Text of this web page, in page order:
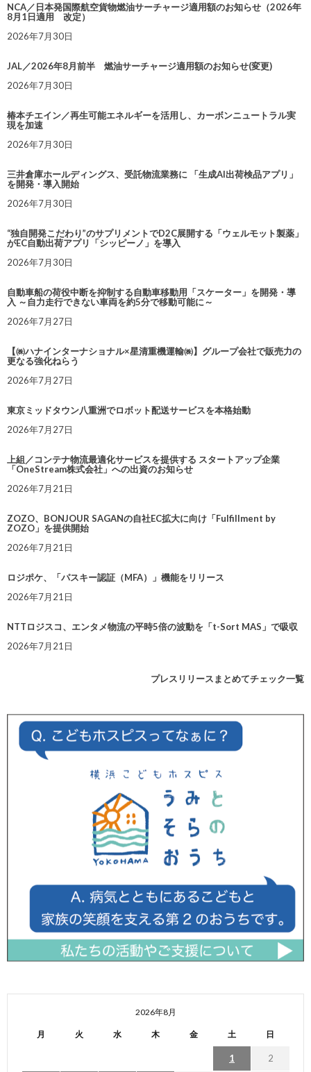
NCA／日本発国際航空貨物燃油サーチャージ適用額のお知らせ（2026年
8月1日適用 改定）
2026年7月30日
JAL／2026年8月前半 燃油サーチャージ適用額のお知らせ(変更)
2026年7月30日
椿本チエイン／再生可能エネルギーを活用し、カーボンニュートラル実
現を加速
2026年7月30日
三井倉庫ホールディングス、受託物流業務に 「生成AI出荷検品アプリ」
を開発・導入開始
2026年7月30日
“独自開発こだわり”のサプリメントでD2C展開する「ウェルモット製薬」
がEC自動出荷アプリ「シッピーノ」を導入
2026年7月30日
自動車船の荷役中断を抑制する自動車移動用「スケーター」を開発・導
入 ～自力走行できない車両を約5分で移動可能に～
2026年7月27日
【㈱ハナインターナショナル×星清重機運輸㈱】グループ会社で販売力の
更なる強化ねらう
2026年7月27日
東京ミッドタウン八重洲でロボット配送サービスを本格始動
2026年7月27日
上組／コンテナ物流最適化サービスを提供する スタートアップ企業
「OneStream株式会社」への出資のお知らせ
2026年7月21日
ZOZO、BONJOUR SAGANの自社EC拡大に向け「Fulfillment by
ZOZO」を提供開始
2026年7月21日
ロジポケ、「パスキー認証（MFA）」機能をリリース
2026年7月21日
NTTロジスコ、エンタメ物流の平時5倍の波動を「t-Sort MAS」で吸収
2026年7月21日
プレスリリースまとめてチェック一覧
2026年8月
月 火 水 木 金 土 日
1 2